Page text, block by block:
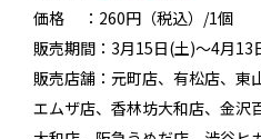
価格 ：260円（税込）/1個
販売期間：3月15日(土)～4月13
販売店舗：元町店、有松店、東
エムザ店、香林坊大和店、金沢